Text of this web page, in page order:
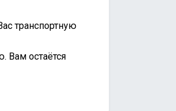
транспортную
Вам остаётся